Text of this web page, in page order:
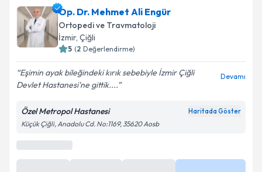
Op. Dr. Mehmet Ali Engür
Ortopedi ve Travmatoloji
İzmir, Çiğli
5 (2 Değerlendirme)
Eşimin ayak bileğindeki kırık sebebiyle İzmir Çiğli
Devlet Hastanesi'ne gittik....
Devamı
Özel Metropol Hastanesi Haritada Göster
Küçük Çiğli, Anadolu Cd. No:1169, 35620 Aosb